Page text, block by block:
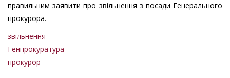
правильним заявити про звільнення з посади Генерального
прокурора.
звільнення
Генпрокуратура
прокурор